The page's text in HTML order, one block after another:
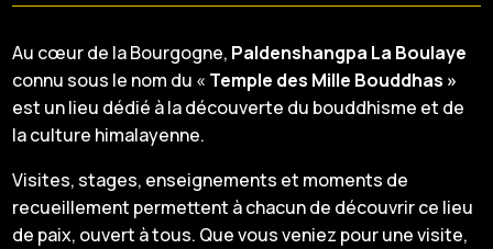
Au cœur de la Bourgogne, Paldenshangpa La Boulaye
connu sous le nom du « Temple des Mille Bouddhas »
est un lieu dédié à la découverte du bouddhisme et de
la culture himalayenne.
Visites, stages, enseignements et moments de
recueillement permettent à chacun de découvrir ce lieu
de paix, ouvert à tous. Que vous veniez pour une visite,